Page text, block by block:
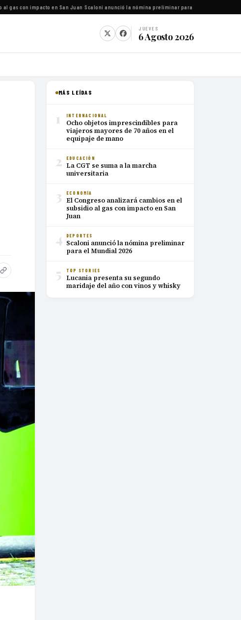
gas con impacto en San Juan·Scaloni anunció la nómina preliminar para el Mundial 2026
JUEVES
6 Agosto 2026
MÁS LEÍDAS
1 INTERNACIONAL
Ocho objetos imprescindibles para
viajeros mayores de 70 años en el
equipaje de mano
2 EDUCACIÓN
La CGT se suma a la marcha
universitaria
3 ECONOMÍA
El Congreso analizará cambios en el
subsidio al gas con impacto en San
Juan
4 DEPORTES
Scaloni anunció la nómina preliminar
para el Mundial 2026
5 TOP STORIES
Lucania presenta su segundo
maridaje del año con vinos y whisky